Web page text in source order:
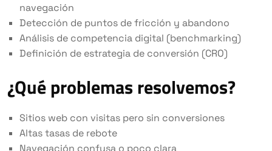
navegación
Detección de puntos de fricción y abandono
Análisis de competencia digital (benchmarking)
Definición de estrategia de conversión (CRO)
¿Qué problemas resolvemos?
Sitios web con visitas pero sin conversiones
Altas tasas de rebote
Navegación confusa o poco clara